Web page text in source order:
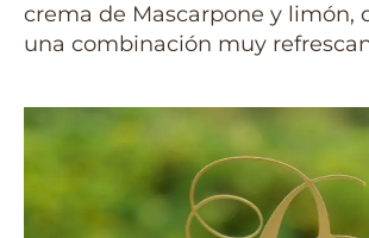
crema de Mascarpone y limón,
una combinación muy